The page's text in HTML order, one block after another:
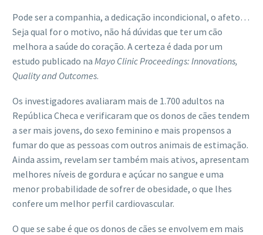
Pode ser a companhia, a dedicação incondicional, o afeto…
Seja qual for o motivo, não há dúvidas que ter um cão
melhora a saúde do coração. A certeza é dada por um
estudo publicado na Mayo Clinic Proceedings: Innovations,
Quality and Outcomes.
Os investigadores avaliaram mais de 1.700 adultos na
República Checa e verificaram que os donos de cães tendem
a ser mais jovens, do sexo feminino e mais propensos a
fumar do que as pessoas com outros animais de estimação.
Ainda assim, revelam ser também mais ativos, apresentam
melhores níveis de gordura e açúcar no sangue e uma
menor probabilidade de sofrer de obesidade, o que lhes
confere um melhor perfil cardiovascular.
O que se sabe é que os donos de cães se envolvem em mais